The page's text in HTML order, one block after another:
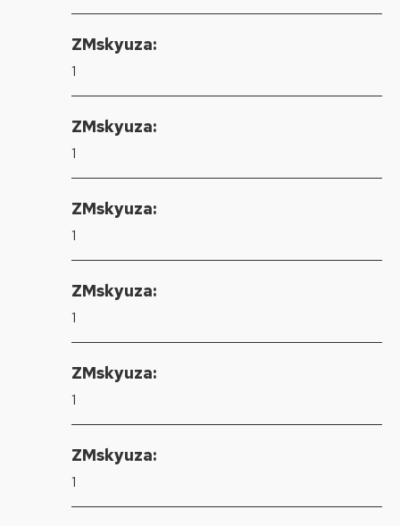
ZMskyuza:
1
ZMskyuza:
1
ZMskyuza:
1
ZMskyuza:
1
ZMskyuza:
1
ZMskyuza:
1